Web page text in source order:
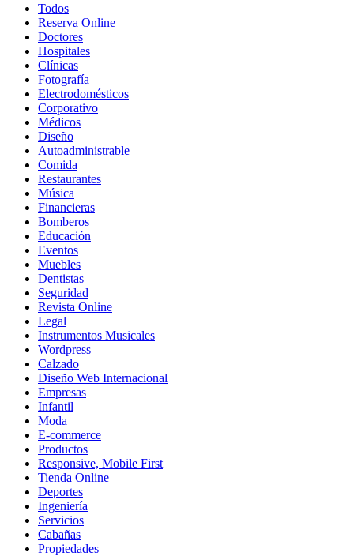
Todos
Reserva Online
Doctores
Hospitales
Clínicas
Fotografía
Electrodomésticos
Corporativo
Médicos
Diseño
Autoadministrable
Comida
Restaurantes
Música
Financieras
Bomberos
Educación
Eventos
Muebles
Dentistas
Seguridad
Revista Online
Legal
Instrumentos Musicales
Wordpress
Calzado
Diseño Web Internacional
Empresas
Infantil
Moda
E-commerce
Productos
Responsive, Mobile First
Tienda Online
Deportes
Ingeniería
Servicios
Cabañas
Propiedades